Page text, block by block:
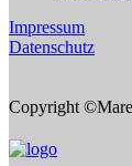
Impressum
Datenschutz
Copyright